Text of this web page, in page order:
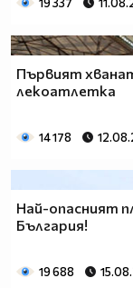
19 337
Първият
лекоатлетка
14 178
Най-опасният
България!
19 688